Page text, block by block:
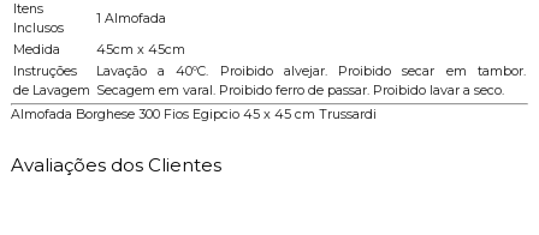
Itens
Inclusos
1 Almofada
Medida
45cm x 45cm
Instruções
de Lavagem
Lavação a 40ºC. Proibido alvejar. Proibido secar em tambor.
Secagem em varal. Proibido ferro de passar. Proibido lavar a seco.
Almofada Borghese 300 Fios Egipcio 45 x 45 cm Trussardi
Avaliações dos Clientes